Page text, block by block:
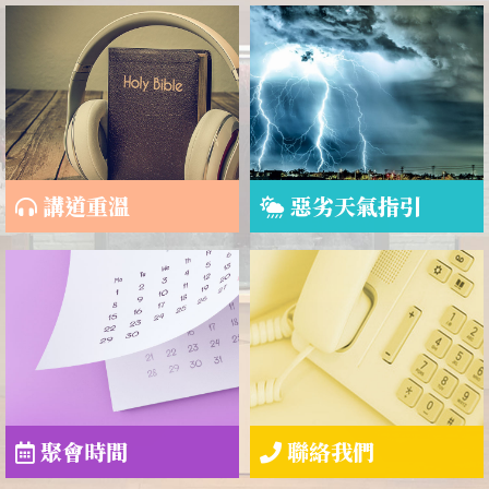
講道重溫 惡劣天氣指引
聚會時間 聯絡我們